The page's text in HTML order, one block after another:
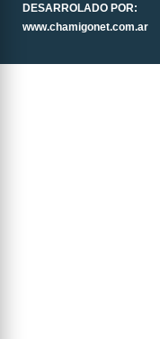
DESARROLADO POR:
www.chamigonet.com.ar